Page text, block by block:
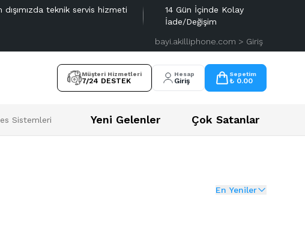
teknik servis hizmeti
14 Gün İçinde Kolay
İade/Değişim
bayi.akilliphone.com > Giriş
Müşteri Hizmetleri
7/24 DESTEK
Hesap
Giriş
Sepetim
₺ 0.00
Sistemleri Yeni Gelenler Çok Satanlar
En Yeniler